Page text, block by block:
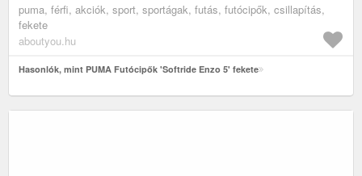
puma, férfi, akciók, sport, sportágak, futás, futócipők, csillapítás,
fekete
aboutyou.hu
Hasonlók, mint PUMA Futócipők 'Softride Enzo 5' fekete